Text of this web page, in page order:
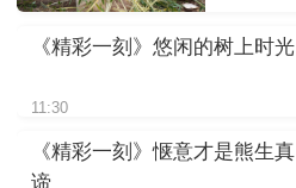
《精彩一刻》悠闲的树上时光
11:30
《精彩一刻》惬意才是熊生真
谛